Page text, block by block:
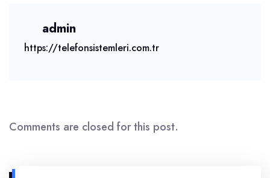
admin
https://telefonsistemleri.com.tr
Comments are closed for this post.